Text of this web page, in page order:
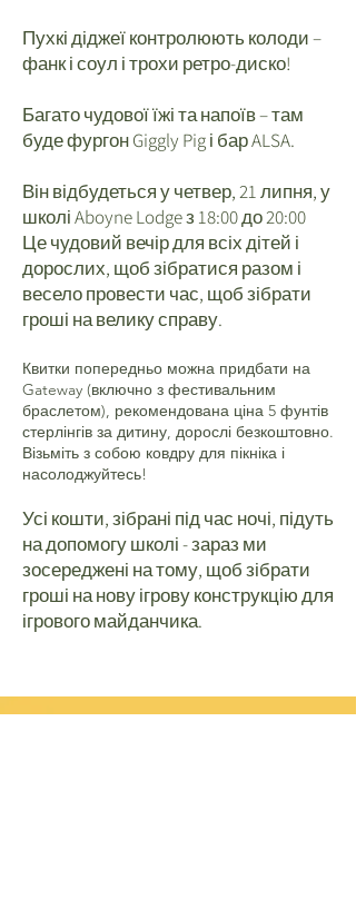
Пухкі діджеї контролюють колоди –
фанк і соул і трохи ретро-диско!
Багато чудової їжі та напоїв – там
буде фургон Giggly Pig і бар ALSA.
Він відбудеться у четвер, 21 липня, у
школі Aboyne Lodge з 18:00 до 20:00
Це чудовий вечір для всіх дітей і
дорослих, щоб зібратися разом і
весело провести час, щоб зібрати
гроші на велику справу.
Квитки попередньо можна придбати на
Gateway (включно з фестивальним
браслетом), рекомендована ціна 5 фунтів
стерлінгів за дитину, дорослі безкоштовно.
Візьміть з собою ковдру для пікніка і
насолоджуйтесь!
Усі кошти, зібрані під час ночі, підуть
на допомогу школі - зараз ми
зосереджені на тому, щоб зібрати
гроші на нову ігрову конструкцію для
ігрового майданчика.